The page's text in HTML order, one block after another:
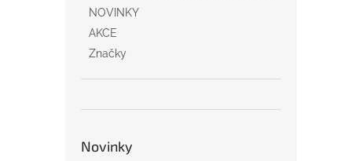
NOVINKY
AKCE
Značky
Novinky